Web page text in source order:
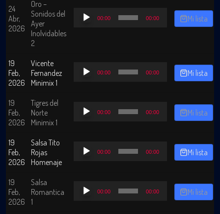
24
Abr,
2026
Oro –
Sonidos del
Ayer
Inolvidables
2
Reproductor
00:00 00:00 Mi lista
19
Feb,
2026
Vicente
Fernandez
Minimix 1
Reproductor
00:00 00:00 Mi lista
19
Feb,
2026
Tigres del
Norte
Minimix 1
Reproductor
00:00 00:00 Mi lista
19
Feb,
2026
Salsa Tito
Rojas
Homenaje
Reproductor
00:00 00:00 Mi lista
19
Feb,
2026
Salsa
Romantica
1
Reproductor
00:00 00:00 Mi lista